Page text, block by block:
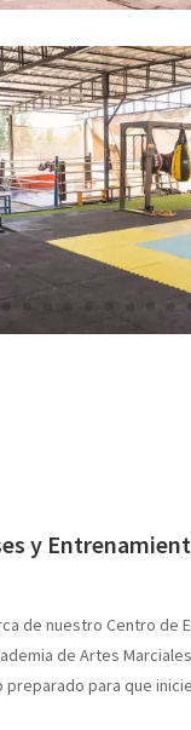
y
de nuestro Centro de
de Artes
preparado para que